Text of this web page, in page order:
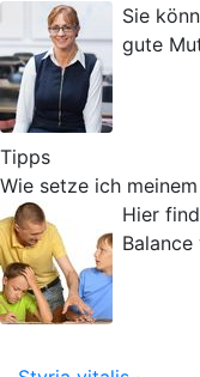
Sie
gute
Tipps
Wie setze ich
Hier